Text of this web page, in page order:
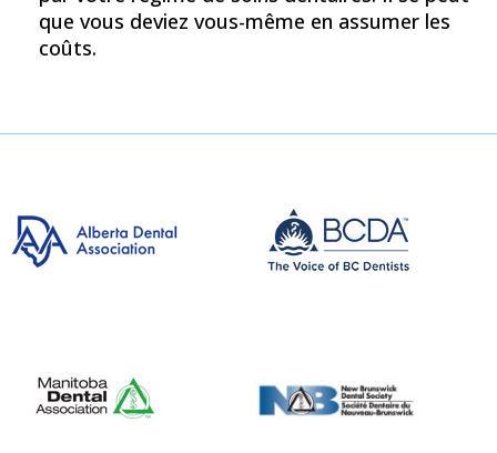
que vous deviez vous-même en assumer les
coûts.